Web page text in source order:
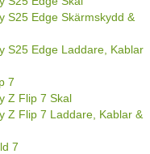
S25 Edge Skärmskydd &
S25 Edge Laddare, Kablar
7
Z Flip 7 Skal
Z Flip 7 Laddare, Kablar &
7